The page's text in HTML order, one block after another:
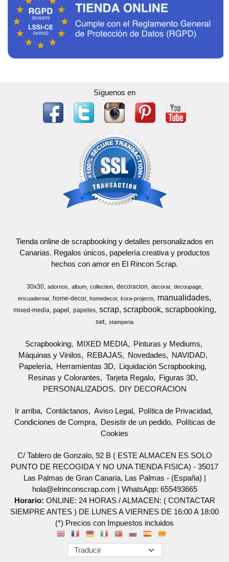
Síguenos en
Tienda online de scrapbooking y detalles personalizados en
Canarias. Regalos únicos, papelería creativa y productos
hechos con amor en El Rincon Scrap.
30x30 adornos album collection decoracion decorar
decoupage
encuadernar
home-decor homedecor kora-projects manualidades
mixed-media papel papeles scrap scrapbook scrapbooking
set stamperia
Scrapbooking MIXED MEDIA
Pinturas y Mediums
Máquinas y Vinilos
REBAJAS Novedades
NAVIDAD
Papelería
Herramientas 3D
Liquidación Scrapbooking
Resinas y Colorantes
Tarjeta Regalo
Figuras 3D
PERSONALIZADOS
DIY DECORACION
Ir arriba Contáctanos Aviso Legal
Política de Privacidad
Condiciones de Compra
Desistir de un pedido
Políticas de
Cookies
C/ Tablero de Gonzalo, 92 B ( ESTE ALMACEN ES SOLO
PUNTO DE RECOGIDA Y NO UNA TIENDA FISICA) - 35017
Las Palmas de Gran Canaria, Las Palmas - (España) |
hola@elrinconscrap.com | WhatsApp: 655493665
Horario: ONLINE: 24 HORAS / ALMACEN: ( CONTACTAR
SIEMPRE ANTES ) DE LUNES A VIERNES DE 16:00 A 18:00
(*) Precios con Impuestos incluidos